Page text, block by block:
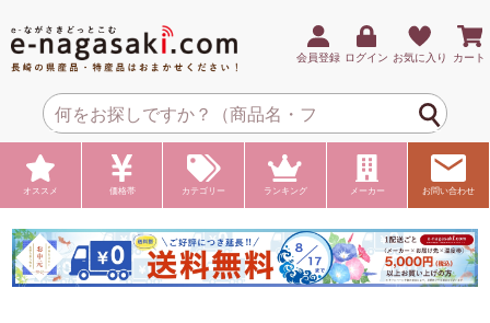
会員登録 ログイン お気に入り カート
オススメ 価格帯 カテゴリー ランキング メーカー お問い合わせ